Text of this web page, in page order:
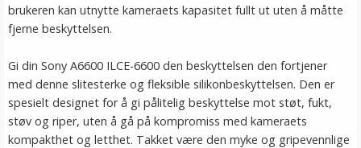
brukeren kan utnytte kameraets kapasitet fullt ut uten å måtte
fjerne beskyttelsen.
Gi din Sony A6600 ILCE-6600 den beskyttelsen den fortjener
med denne slitesterke og fleksible silikonbeskyttelsen. Den er
spesielt designet for å gi pålitelig beskyttelse mot støt, fukt,
støv og riper, uten å gå på kompromiss med kameraets
kompakthet og letthet. Takket være den myke og gripevennlige